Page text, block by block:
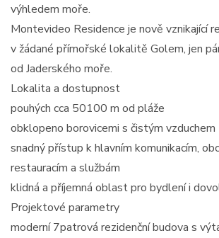
výhledem moře.
Montevideo Residence je nově vznikající
v žádané přímořské lokalitě Golem, jen
od Jaderského moře.
Lokalita a dostupnost
pouhých cca 50100 m od pláže
obklopeno borovicemi s čistým vzduchem
snadný přístup k hlavním komunikacím,
restauracím a službám
klidná a příjemná oblast pro bydlení i
Projektové parametry
moderní 7patrová rezidenční budova s